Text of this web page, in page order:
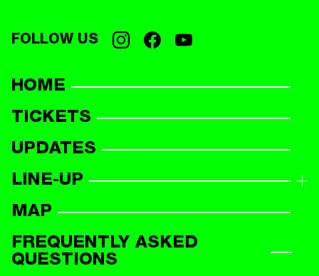
FOLLOW US
HOME
TICKETS
UPDATES
LINE-UP
LINE-UP OVERVIEW
MAP
FREQUENTLY ASKED
QUESTIONS